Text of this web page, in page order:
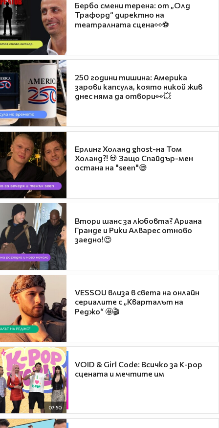
Бербо смени терена: от „Олд
Трафорд“ директно на
театралната сцена👀⚽
250 години тишина: Америка
зарови капсула, която никой жив
днес няма да отвори👀💥
Ерлинг Холанд ghost-на Том
Холанд?! 💀 Защо Спайдър-мен
остана на "seen"😅
Втори шанс за любовта? Ариана
Гранде и Рики Алварес отново
заедно!😍
VESSOU влиза в света на онлайн
сериалите с „Кварталът на
Реджо“ 🤩🎬
07:50
VOID & Girl Code: Всичко за K-pop
сцената и мечтите им